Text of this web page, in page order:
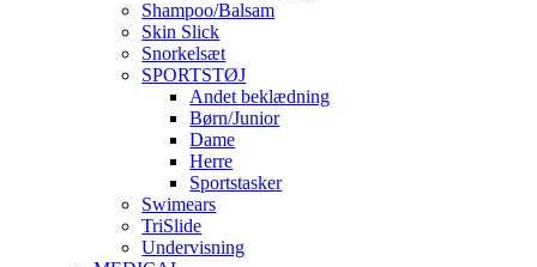
Shampoo/Balsam
Skin Slick
Snorkelsæt
SPORTSTØJ
Andet beklædning
Børn/Junior
Dame
Herre
Sportstasker
Swimears
TriSlide
Undervisning